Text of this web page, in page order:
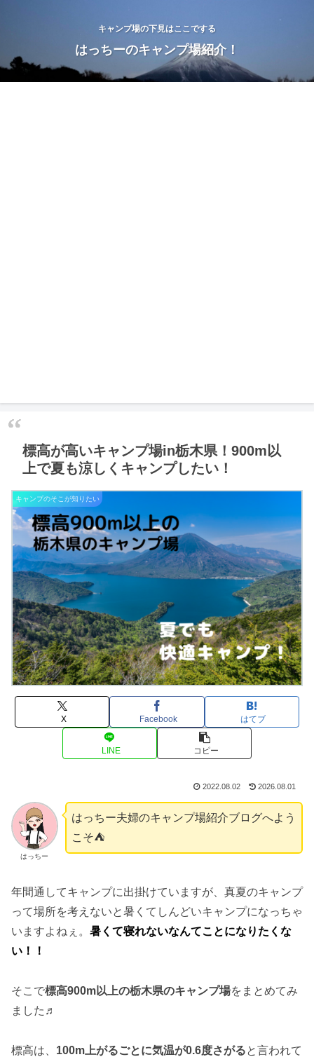
キャンプ場の下見はここでする
はっちーのキャンプ場紹介！
標高が高いキャンプ場in栃木県！900m以
上で夏も涼しくキャンプしたい！
キャンプのそこが知りたい
X Facebook はてブ
LINE コピー
2022.08.02 2026.08.01
はっちー
はっちー夫婦のキャンプ場紹介ブログへよう
こそ⛺️
年間通してキャンプに出掛けていますが、真夏のキャンプ
って場所を考えないと暑くてしんどいキャンプになっちゃ
いますよねぇ。 暑くて寝れないなんてことになりたくな
い！！
そこで標高900m以上の栃木県のキャンプ場をまとめてみ
ました♬
標高は、 100m上がるごとに気温が0.6度さがると言われて